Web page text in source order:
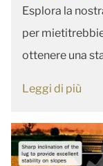
Esplora la
per
ottenere una
Leggi di più